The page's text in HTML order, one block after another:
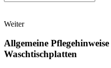
Weiter
Allgemeine
Waschtischplatten